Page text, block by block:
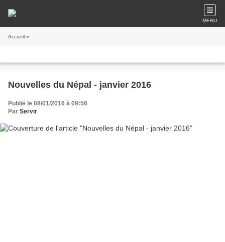
MENU
Accueil »
Nouvelles du Népal - janvier 2016
Publié le 08/01/2016 à 09:56
Par Servir